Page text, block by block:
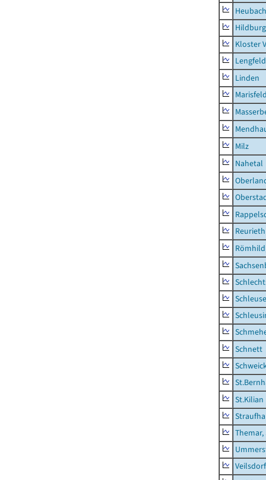
Heubach
Kloster
Lengfeld
Linden
Milz
Nahetal
Reurieth
Schnett
St.Kilian
Veilsdorf